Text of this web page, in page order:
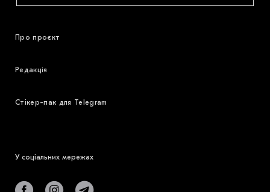
Про проєкт
Редакція
Стікер-пак для Telegram
У соціальних мережах